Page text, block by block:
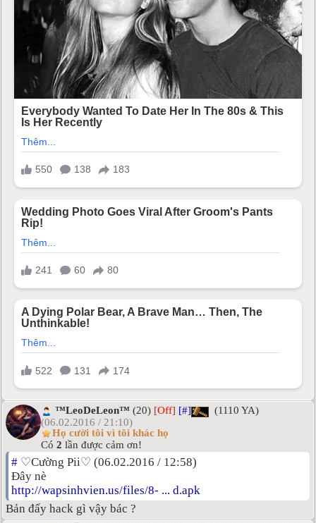
™LeoDeLeon™ (20) [Off] [#]
(1110 YA)
(06.02.2016 / 21:10)
Họ cười tôi vì tôi khác họ
Có 2 lần được cảm ơn!
# ♡Cường Pii♡ (06.02.2016 / 12:58)
Đây nè
http://wapsinhvien.us/files/8- ... d.apk
Bản đấy hack gì vậy bác ?